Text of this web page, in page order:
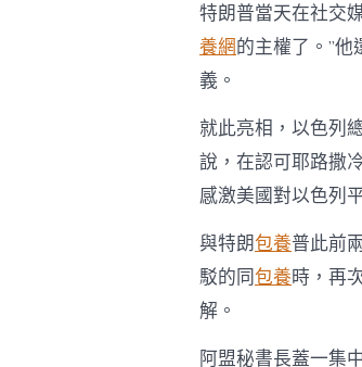
特朗普當天在社交
養網的主權了。”他
義。
就此亮相，以色列
說，在認可耶路撒
感激美國對以色列
與特朗包養普此前
駁的同包養時，再
解。
阿盟秘書長蓋一集